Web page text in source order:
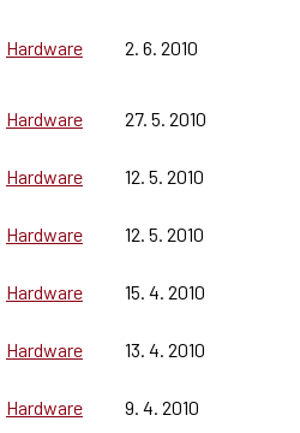
Hardware 2. 6. 2010
Hardware
27. 5. 2010
Hardware
12. 5. 2010
Hardware
12. 5. 2010
Hardware
15. 4. 2010
Hardware
13. 4. 2010
Hardware
9. 4. 2010